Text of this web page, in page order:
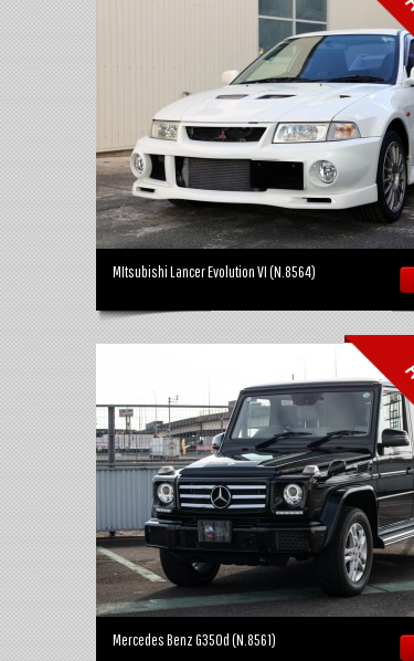
MItsubishi Lancer Evolution VI (N.8564)
Mercedes Benz G350d (N.8561)